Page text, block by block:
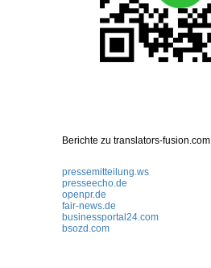
Berichte zu translators-fusion.com
pressemitteilung.ws
presseecho.de
openpr.de
fair-news.de
businessportal24.com
bsozd.com